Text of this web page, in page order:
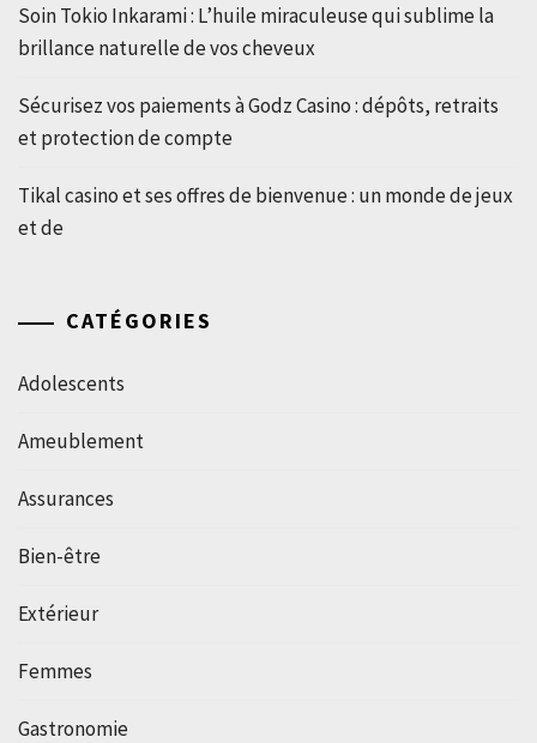
Soin Tokio Inkarami : L’huile miraculeuse qui sublime la
brillance naturelle de vos cheveux
Sécurisez vos paiements à Godz Casino : dépôts, retraits
et protection de compte
Tikal casino et ses offres de bienvenue : un monde de jeux
et de
CATÉGORIES
Adolescents
Ameublement
Assurances
Bien-être
Extérieur
Femmes
Gastronomie